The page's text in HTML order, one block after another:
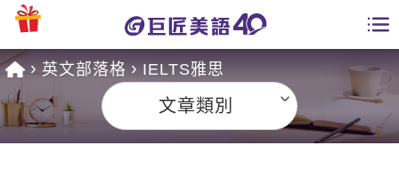
課程總覽
學員專區
英文部落格 IELTS雅思
文章類別